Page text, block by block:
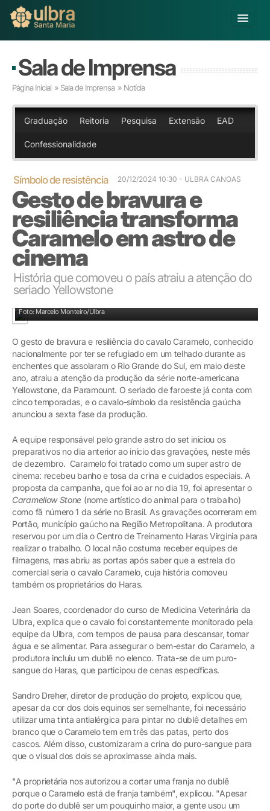
Buscar
Já sou Aluno
Matricule-se
Educação Básica
Graduação
Pós-graduação
Educação a Distância
Pesquisa
Extensão
Infraestrutura e Serviços
Inovação
Sobre a ULBRA
Sala de Imprensa
Página Inicial » Sala de Imprensa » Notícia
Graduação Reitoria Pesquisa Extensão EAD
Confessionalidade
Símbolo de resistência 20/12/2024 10:30 - ULBRA CANOAS
Gesto de bravura e
resiliência transforma
Caramelo em astro de
cinema
História que comoveu o país atraiu a atenção do
seriado Yellowstone
Foto: Marcelo Monteiro/Ulbra
O gesto de bravura e resiliência do cavalo Caramelo, conhecido
nacionalmente por ter se refugiado em um telhado durante as
enchentes que assolaram o Rio Grande do Sul, em maio deste
ano, atraiu a atenção da produção da série norte-americana
Yellowstone, da Paramount. O seriado de faroeste já conta com
cinco temporadas, e o cavalo-símbolo da resistência gaúcha
anunciou a sexta fase da produção.
A equipe responsável pelo grande astro do set iniciou os
preparativos no dia anterior ao início das gravações, neste mês
de dezembro. Caramelo foi tratado como um super astro de
cinema: recebeu banho e tosa da crina e cuidados especiais. A
proposta da campanha, que foi ao ar no dia 19, foi apresentar o
Caramellow Stone (nome artístico do animal para o trabalho)
como fã número 1 da série no Brasil. As gravações ocorreram em
Portão, município gaúcho na Região Metropolitana. A produtora
reservou por um dia o Centro de Treinamento Haras Virgínia para
realizar o trabalho. O local não costuma receber equipes de
filmagens, mas abriu as portas após saber que a estrela do
comercial seria o cavalo Caramelo, cuja história comoveu
também os proprietários do Haras.
Jean Soares, coordenador do curso de Medicina Veterinária da
Ulbra, explica que o cavalo foi constantemente monitorado pela
equipe da Ulbra, com tempos de pausa para descansar, tomar
água e se alimentar. Para assegurar o bem-estar do Caramelo, a
produtora incluiu um dublê no elenco. Trata-se de um puro-
sangue do Haras, que participou de cenas específicas.
Sandro Dreher, diretor de produção do projeto, explicou que,
apesar da cor dos dois equinos ser semelhante, foi necessário
utilizar uma tinta antialérgica para pintar no dublê detalhes em
branco que o Caramelo tem em três das patas, perto dos
cascos. Além disso, customizaram a crina do puro-sangue para
que o visual dos dois se aproximasse ainda mais.
"A proprietária nos autorizou a cortar uma franja no dublê
porque o Caramelo está de franja também", explicou. "Apesar
do porte do dublê ser um pouquinho maior, a gente usou um